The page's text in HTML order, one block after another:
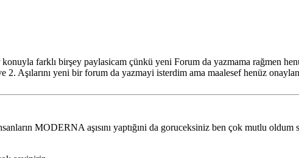
farklı birşey paylasicam çünkü yeni Forum da yazmama rağmen
2. Aşılarını yeni bir forum da yazmayi isterdim ama maalesef henüz
MODERNA aşısını yaptığıni da goruceksiniz ben çok mutlu